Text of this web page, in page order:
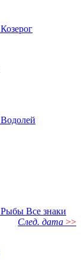
Козерог
Водолей
Рыбы Все знаки
След. дата >>